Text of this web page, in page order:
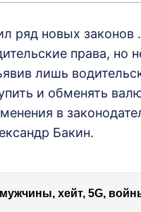
ряд новых
права, но
лишь
и обменять
в
Бакин.